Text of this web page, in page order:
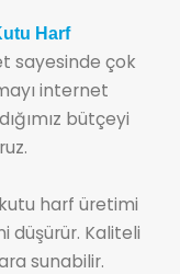
Harf
sayesinde çok
internet
bütçeyi
harf üretimi
düşürür. Kaliteli
sunabilir.